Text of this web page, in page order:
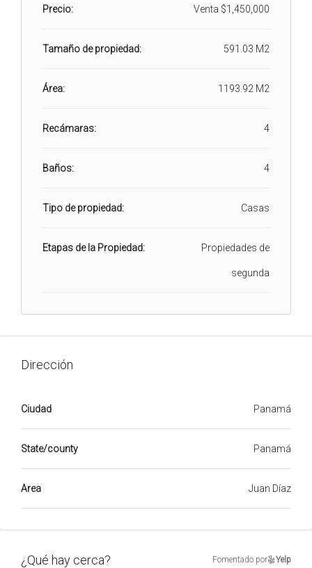
Precio: Venta $1,450,000
Tamaño de propiedad: 591.03 M2
Área: 1193.92 M2
Recámaras: 4
Baños: 4
Tipo de propiedad: Casas
Etapas de la Propiedad: Propiedades de
segunda
Dirección
Ciudad Panamá
State/county Panamá
Area Juan Díaz
¿Qué hay cerca? Fomentado por Yelp